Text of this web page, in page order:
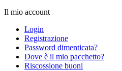
Il mio account
Login
Registrazione
Password dimenticata?
Dove è il mio pacchetto?
Riscossione buoni